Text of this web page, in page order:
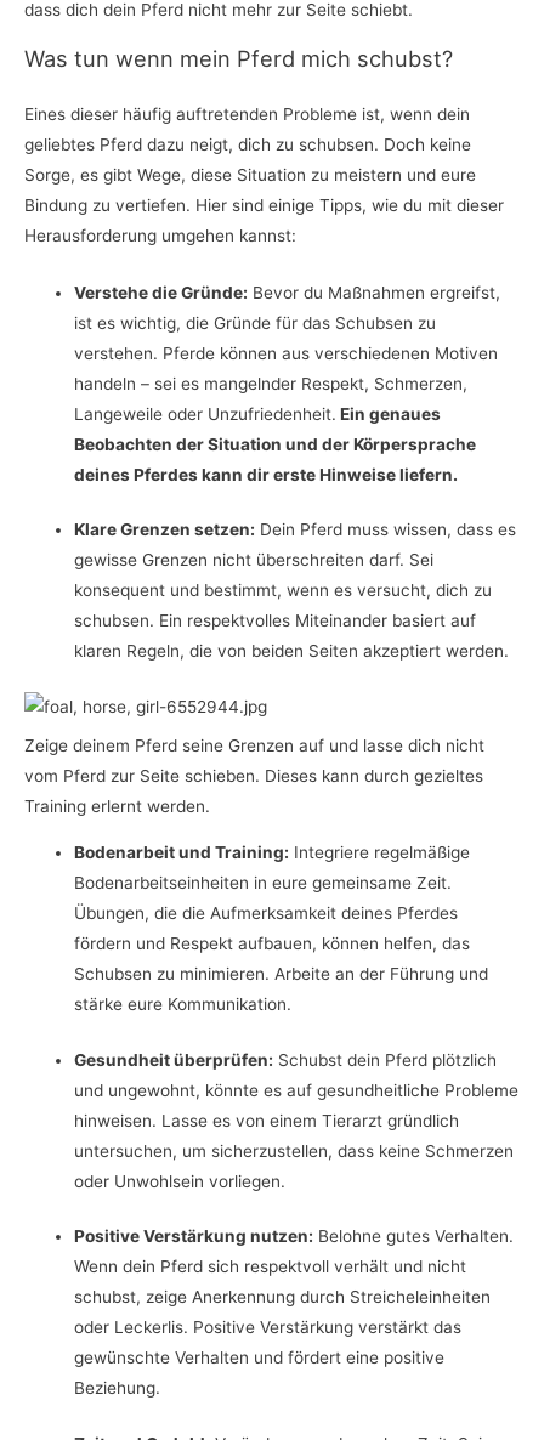
dass dich dein Pferd nicht mehr zur Seite schiebt.
Was tun wenn mein Pferd mich schubst?
Eines dieser häufig auftretenden Probleme ist, wenn dein
geliebtes Pferd dazu neigt, dich zu schubsen. Doch keine
Sorge, es gibt Wege, diese Situation zu meistern und eure
Bindung zu vertiefen. Hier sind einige Tipps, wie du mit dieser
Herausforderung umgehen kannst:
Verstehe die Gründe: Bevor du Maßnahmen ergreifst,
ist es wichtig, die Gründe für das Schubsen zu
verstehen. Pferde können aus verschiedenen Motiven
handeln – sei es mangelnder Respekt, Schmerzen,
Langeweile oder Unzufriedenheit. Ein genaues
Beobachten der Situation und der Körpersprache
deines Pferdes kann dir erste Hinweise liefern.
Klare Grenzen setzen: Dein Pferd muss wissen, dass es
gewisse Grenzen nicht überschreiten darf. Sei
konsequent und bestimmt, wenn es versucht, dich zu
schubsen. Ein respektvolles Miteinander basiert auf
klaren Regeln, die von beiden Seiten akzeptiert werden.
Zeige deinem Pferd seine Grenzen auf und lasse dich nicht
vom Pferd zur Seite schieben. Dieses kann durch gezieltes
Training erlernt werden.
Bodenarbeit und Training: Integriere regelmäßige
Bodenarbeitseinheiten in eure gemeinsame Zeit.
Übungen, die die Aufmerksamkeit deines Pferdes
fördern und Respekt aufbauen, können helfen, das
Schubsen zu minimieren. Arbeite an der Führung und
stärke eure Kommunikation.
Gesundheit überprüfen: Schubst dein Pferd plötzlich
und ungewohnt, könnte es auf gesundheitliche Probleme
hinweisen. Lasse es von einem Tierarzt gründlich
untersuchen, um sicherzustellen, dass keine Schmerzen
oder Unwohlsein vorliegen.
Positive Verstärkung nutzen: Belohne gutes Verhalten.
Wenn dein Pferd sich respektvoll verhält und nicht
schubst, zeige Anerkennung durch Streicheleinheiten
oder Leckerlis. Positive Verstärkung verstärkt das
gewünschte Verhalten und fördert eine positive
Beziehung.